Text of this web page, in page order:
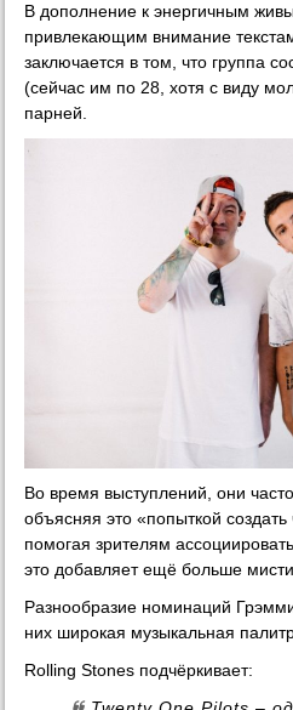
В дополнение к энергичным
привлекающим внимание
заключается в том, что группа
(сейчас им по 28, хотя с виду
парней.
Во время выступлений, они
объясняя это «попыткой создать
помогая зрителям
это добавляет ещё больше
Разнообразие номинаций
них широкая музыкальная
Rolling Stones подчёркивает: